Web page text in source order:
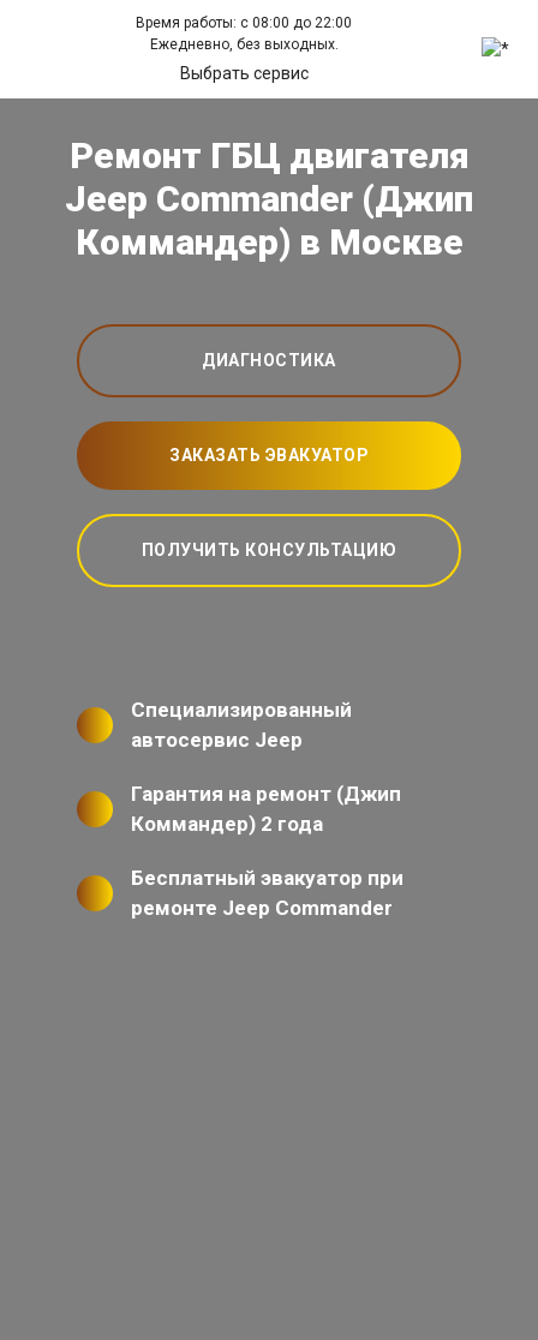
Время работы: с 08:00 до 22:00
Ежедневно, без выходных.
Выбрать сервис
Ремонт ГБЦ двигателя
Jeep Commander (Джип
Коммандер) в Москве
ДИАГНОСТИКА
ЗАКАЗАТЬ ЭВАКУАТОР
ПОЛУЧИТЬ КОНСУЛЬТАЦИЮ
Специализированный
автосервис Jeep
Гарантия на ремонт (Джип
Коммандер) 2 года
Бесплатный эвакуатор при
ремонте Jeep Commander